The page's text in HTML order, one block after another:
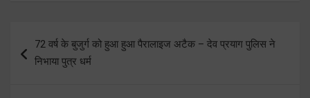
navigation
72 वर्ष के बुजुर्ग को हुआ हुआ पैरालाइज अटैक – देव प्रयाग पुलिस ने
निभाया पुत्र धर्म